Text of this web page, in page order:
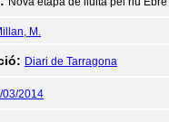
M.
Diari de Tarragona
03/2014